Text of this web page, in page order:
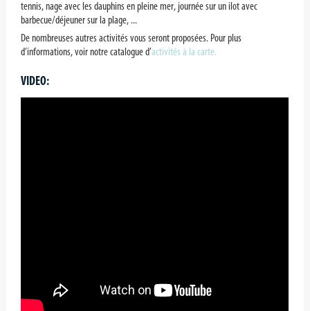
tennis, nage avec les dauphins en pleine mer, journée sur un ilot avec
barbecue/déjeuner sur la plage, ...
De nombreuses autres activités vous seront proposées. Pour plus
d’informations, voir notre catalogue d’activités à la carte.
VIDEO: